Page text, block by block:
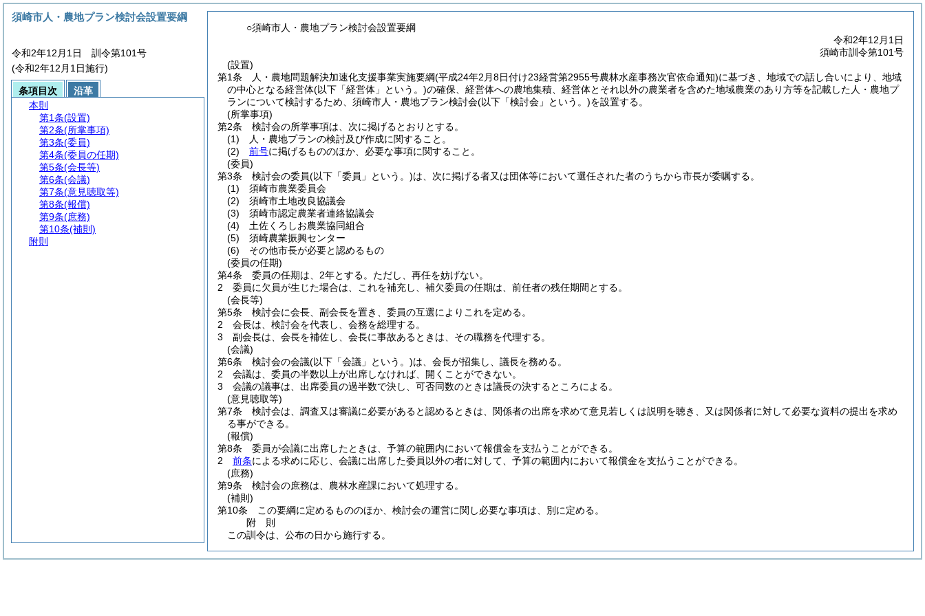
○須崎市人・農地プラン検討会設置要綱
令和2年12月1日
須崎市訓令第101号
(設置)
第1条
人・農地問題解決加速化支援事業実施要綱(平成24年2月8日付け23経営第2955号農林水産事務次官依命通知)に基づき、地域での話し合いにより、地域
の中心となる経営体(以下「経営体」という。)の確保、経営体への農地集積、経営体とそれ以外の農業者を含めた地域農業のあり方等を記載した人・農地プ
ランについて検討するため、須崎市人・農地プラン検討会(以下「検討会」という。)を設置する。
(所掌事項)
第2条
検討会の所掌事項は、次に掲げるとおりとする。
(1)
人・農地プランの検討及び作成に関すること。
(2)
前号に掲げるもののほか、必要な事項に関すること。
(委員)
第3条
検討会の委員(以下「委員」という。)は、次に掲げる者又は団体等において選任された者のうちから市長が委嘱する。
(1)
須崎市農業委員会
(2)
須崎市土地改良協議会
(3)
須崎市認定農業者連絡協議会
(4)
土佐くろしお農業協同組合
(5)
須崎農業振興センター
(6)
その他市長が必要と認めるもの
(委員の任期)
第4条
委員の任期は、2年とする。 ただし、再任を妨げない。
2
委員に欠員が生じた場合は、これを補充し、補欠委員の任期は、前任者の残任期間とする。
(会長等)
第5条
検討会に会長、副会長を置き、委員の互選によりこれを定める。
2
会長は、検討会を代表し、会務を総理する。
3
副会長は、会長を補佐し、会長に事故あるときは、その職務を代理する。
(会議)
第6条
検討会の会議(以下「会議」という。)は、会長が招集し、議長を務める。
2
会議は、委員の半数以上が出席しなければ、開くことができない。
3
会議の議事は、出席委員の過半数で決し、可否同数のときは議長の決するところによる。
(意見聴取等)
第7条
検討会は、調査又は審議に必要があると認めるときは、関係者の出席を求めて意見若しくは説明を聴き、又は関係者に対して必要な資料の提出を求め
る事ができる。
(報償)
第8条
委員が会議に出席したときは、予算の範囲内において報償金を支払うことができる。
2
前条による求めに応じ、会議に出席した委員以外の者に対して、予算の範囲内において報償金を支払うことができる。
(庶務)
第9条
検討会の庶務は、農林水産課において処理する。
(補則)
第10条
この要綱に定めるもののほか、検討会の運営に関し必要な事項は、別に定める。
附 則
この訓令は、公布の日から施行する。
須崎市人・農地プラン検討会設置要綱
令和2年12月1日 訓令第101号
(令和2年12月1日施行)
条項目次
沿革
本則
第1条(設置)
第2条(所掌事項)
第3条(委員)
第4条(委員の任期)
第5条(会長等)
第6条(会議)
第7条(意見聴取等)
第8条(報償)
第9条(庶務)
第10条(補則)
附則